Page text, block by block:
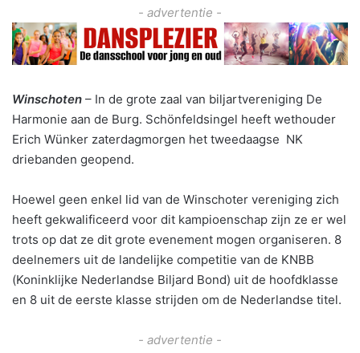
- advertentie -
Winschoten – In de grote zaal van biljartvereniging De
Harmonie aan de Burg. Schönfeldsingel heeft wethouder
Erich Wünker zaterdagmorgen het tweedaagse NK
driebanden geopend.
Hoewel geen enkel lid van de Winschoter vereniging zich
heeft gekwalificeerd voor dit kampioenschap zijn ze er wel
trots op dat ze dit grote evenement mogen organiseren. 8
deelnemers uit de landelijke competitie van de KNBB
(Koninklijke Nederlandse Biljard Bond) uit de hoofdklasse
en 8 uit de eerste klasse strijden om de Nederlandse titel.
- advertentie -